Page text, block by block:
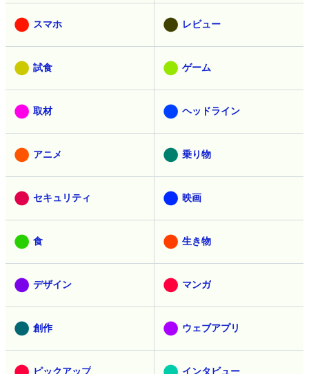
スマホ レビュー
試食 ゲーム
取材 ヘッドライン
アニメ 乗り物
セキュリティ 映画
食 生き物
デザイン マンガ
創作 ウェブアプリ
ピックアップ インタビュー